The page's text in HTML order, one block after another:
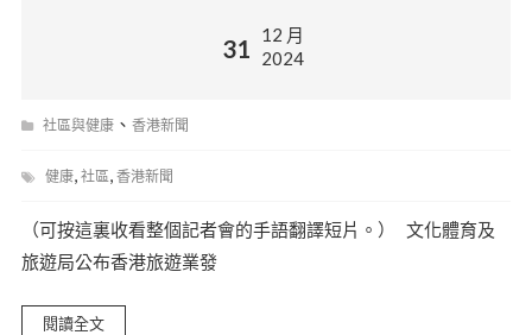
31
12 月
2024
社區與健康、 香港新聞
健康, 社區, 香港新聞
（可按這裏收看整個記者會的手語翻譯短片。） 文化體育及
旅遊局公布香港旅遊業發
閱讀全文